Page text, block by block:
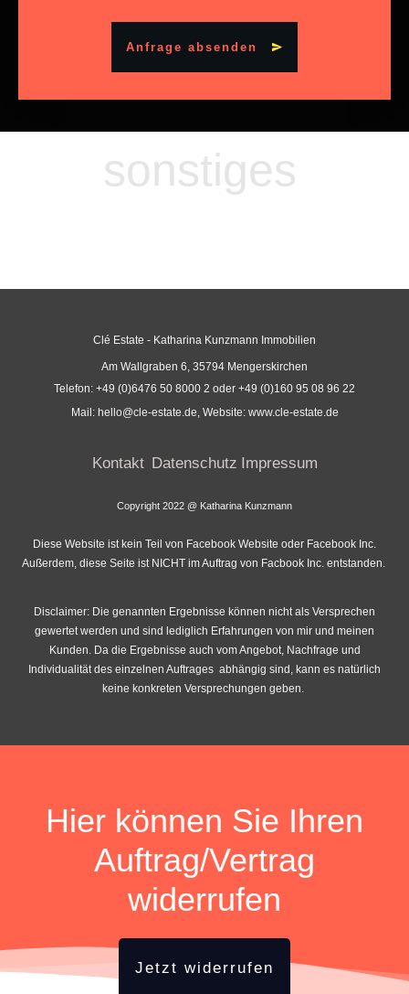
Anfrage absenden
sonstiges
Clé Estate - Katharina Kunzmann Immobilien
Am Wallgraben 6, 35794 Mengerskirchen
Telefon: +49 (0)6476 50 8000 2 oder +49 (0)160 95 08 96 22
Mail: hello@cle-estate.de, Website: www.cle-estate.de
Kontakt Datenschutz Impressum
Copyright 2022 @ Katharina Kunzmann
Diese Website ist kein Teil von Facebook Website oder Facebook Inc.
Außerdem, diese Seite ist NICHT im Auftrag von Facbook Inc. entstanden.
Disclaimer: Die genannten Ergebnisse können nicht als Versprechen
gewertet werden und sind lediglich Erfahrungen von mir und meinen
Kunden. Da die Ergebnisse auch vom Angebot, Nachfrage und
Individualität des einzelnen Auftrages abhängig sind, kann es natürlich
keine konkreten Versprechungen geben.
Hier können Sie Ihren
Auftrag/Vertrag
widerrufen
Jetzt widerrufen